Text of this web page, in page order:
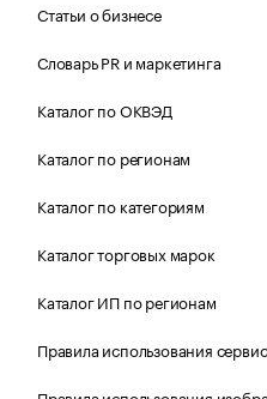
Статьи о бизнесе
Словарь PR и маркетинга
Каталог по ОКВЭД
Каталог по регионам
Каталог по категориям
Каталог торговых марок
Каталог ИП по регионам
Правила использования